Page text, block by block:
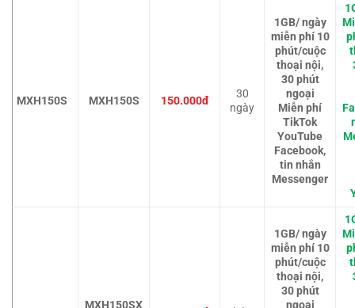
MXH150S MXH150S 150.000đ
30
ngày
1GB/ ngày
miễn phí 10
phút/cuộc
thoại nội,
30 phút
ngoại
Miễn phí
TikTok
YouTube
Facebook,
tin nhắn
Messenger
MXH150SX
1GB/ ngày
miễn phí 10
phút/cuộc
thoại nội,
30 phút
ngoại